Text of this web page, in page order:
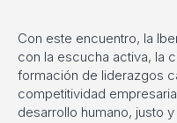
Con este encuentro, la
con la escucha activa, la
formación de liderazgos
competitividad
desarrollo humano, justo